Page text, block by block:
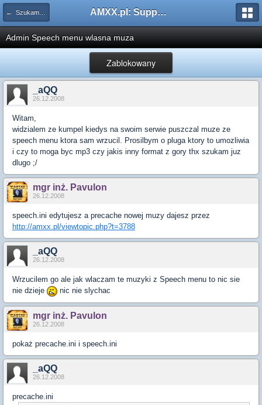
← Szukam pluginu AMXX.pl: Support AMX Mod X i SourceMod
Admin Speech menu wlasna muza
Zablokowany
_aQQ
26.12.2008
Witam,
widzialem ze kumpel kiedys na swoim serwie puszczal muze ze
speech menu ktora sam wrzucil. Prosilbym o pluga ktory to umozliwia
i czy to moga byc mp3 czy jakis inny format z gory thx szukam juz
dlugo ;/
mgr inż. Pavulon
26.12.2008
speech.ini edytujesz a precache nowej muzy dajesz przez
http://amxx.pl/viewtopic.php?t=3788
_aQQ
26.12.2008
Wrzucilem go ale jak wlaczam te muzyki z Speech menu to nic sie
nie dzieje
nic nie slychac
mgr inż. Pavulon
26.12.2008
pokaż precache.ini i speech.ini
_aQQ
26.12.2008
precache.ini